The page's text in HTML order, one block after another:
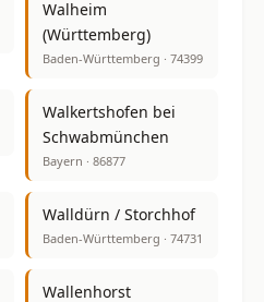
Walheim
(Württemberg)
Baden-Württemberg · 74399
Walkertshofen bei
Schwabmünchen
Bayern · 86877
Walldürn / Storchhof
Baden-Württemberg · 74731
Wallenhorst